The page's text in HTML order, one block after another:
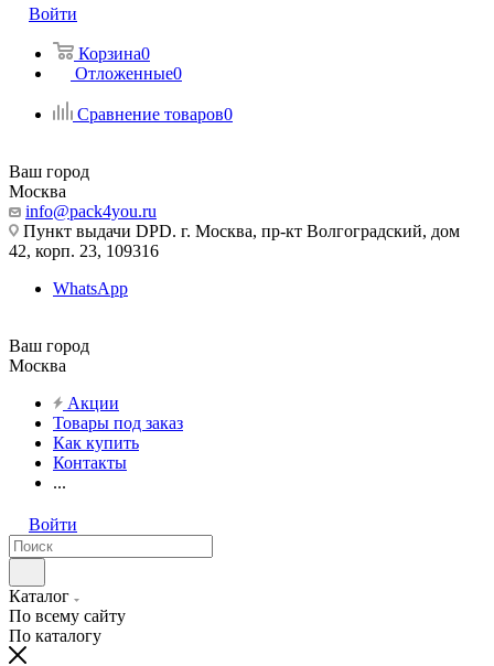
Войти
Корзина0
Отложенные0
Сравнение товаров0
Ваш город
Москва
info@pack4you.ru
Пункт выдачи DPD. г. Москва, пр-кт Волгоградский, дом
42, корп. 23, 109316
WhatsApp
Ваш город
Москва
Акции
Товары под заказ
Как купить
Контакты
...
Войти
Каталог
По всему сайту
По каталогу